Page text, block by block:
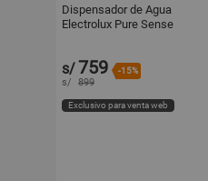
Dispensador de Agua
Electrolux Pure Sense
s/759 -15%
s/ 899
Exclusivo para venta web